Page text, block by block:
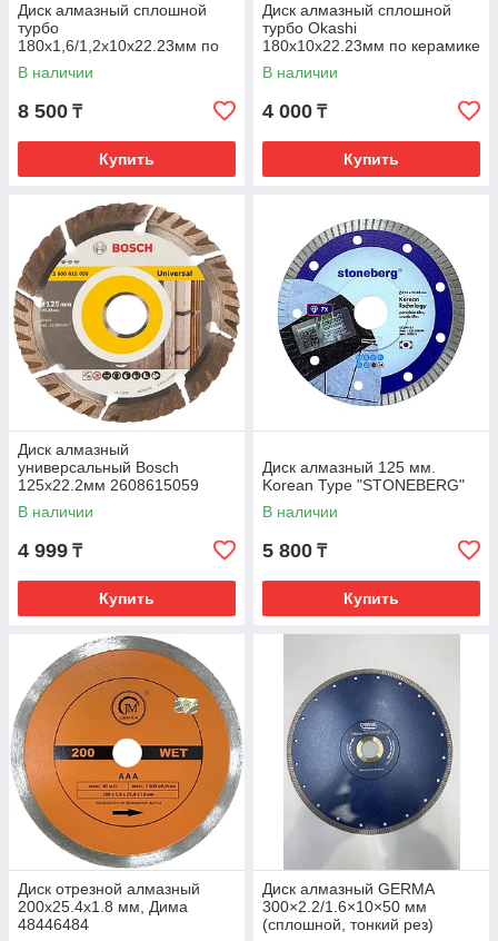
Диск алмазный сплошной
турбо
180х1,6/1,2х10х22.23мм по
керамике и плитке GERMA
В наличии
8 500 ₸
Купить
Диск алмазный сплошной
турбо Okashi
180х10х22.23мм по керамике
и плитке
В наличии
4 000 ₸
Купить
Диск алмазный
универсальный Bosch
125х22.2мм 2608615059
В наличии
4 999 ₸
Купить
Диск алмазный 125 мм.
Korean Type "STONEBERG"
В наличии
5 800 ₸
Купить
Диск отрезной алмазный
200x25.4х1.8 мм, Дима
48446484
Диск алмазный GERMA
300×2.2/1.6×10×50 мм
(сплошной, тонкий рез)